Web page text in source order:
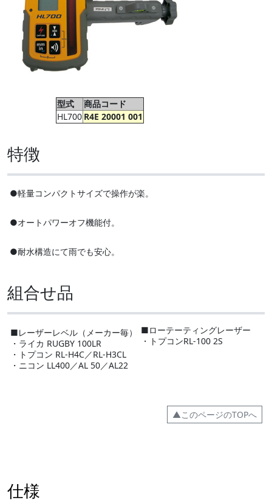
型式
商品コード
HL700 R4E 20001 001
特徴
●軽量コンパクトサイズで操作が楽。
●オートパワーオフ機能付。
●耐水構造にて雨でも安心。
組合せ品
■レーザーレベル（メーカー毎）
・ライカ RUGBY 100LR
・トプコン RL-H4C／RL-H3CL
・ニコン LL400／AL 50／AL22
■ローテーティングレーザー
・トプコンRL-100 2S
▲このページのTOPへ
仕様